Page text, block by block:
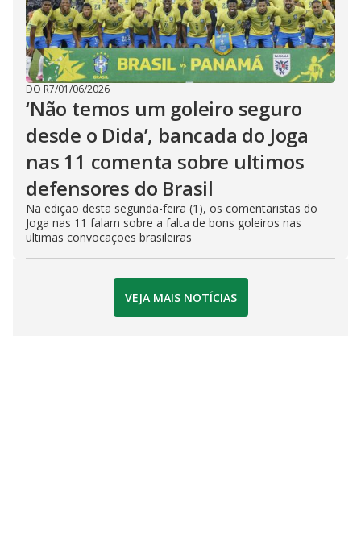
DO R7/01/06/2026
‘Não temos um goleiro seguro
desde o Dida’, bancada do Joga
nas 11 comenta sobre ultimos
defensores do Brasil
Na edição desta segunda-feira (1), os comentaristas do
Joga nas 11 falam sobre a falta de bons goleiros nas
ultimas convocações brasileiras
VEJA MAIS NOTÍCIAS